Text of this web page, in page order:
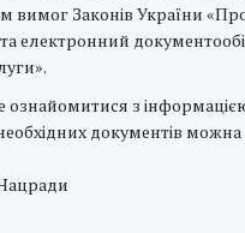
вимог Законів України
електронний
ознайомитися з
документів можна